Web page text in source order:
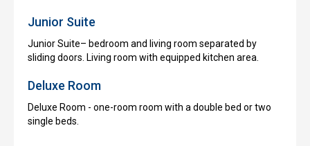
Junior Suite
Junior Suite– bedroom and living room separated by
sliding doors. Living room with equipped kitchen area.
Deluxe Room
Deluxe Room - one-room room with a double bed or two
single beds.